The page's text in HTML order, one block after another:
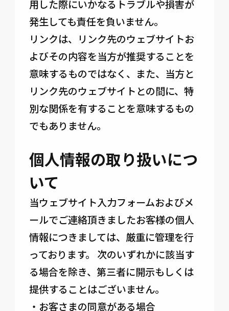
用した際にいかなるトラブルや損害が
発生しても責任を負いません。
リンクは、リンク先のウェブサイトお
よびその内容を当方が推奨することを
意味するものではなく、また、当方と
リンク先のウェブサイトとの間に、特
別な関係を有することを意味するもの
でもありません。
個人情報の取り扱いにつ
いて
当ウェブサイト入力フォームおよびメ
ールでご連絡頂きましたお客様の個人
情報につきましては、厳重に管理を行
っております。 次のいずれかに該当す
る場合を除き、第三者に開示もしくは
提供することはございません。
・お客さまの同意がある場合